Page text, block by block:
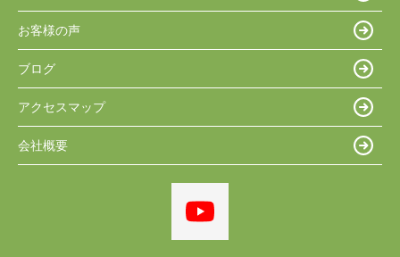
お客様の声
ブログ
アクセスマップ
会社概要